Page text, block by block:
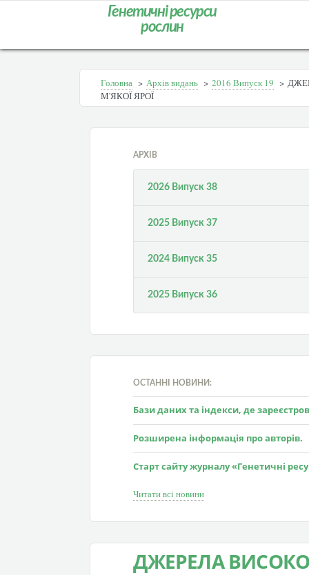
Генетичні ресурси
рослин
Головна > Архів видань > 2016 Випуск 19 >
М'ЯКОЇ ЯРОЇ
АРХІВ
2026 Випуск 38
2025 Випуск 37
2024 Випуск 35
2025 Випуск 36
ОСТАННІ НОВИНИ:
Бази даних та індекси, де
Розширена інформація про авторів.
Старт сайту журналу «Генетичні
Читати всі новини
ДЖЕРЕЛА